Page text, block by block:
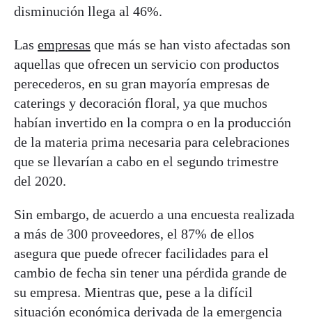
disminución llega al 46%.
Las empresas que más se han visto afectadas son
aquellas que ofrecen un servicio con productos
perecederos, en su gran mayoría empresas de
caterings y decoración floral, ya que muchos
habían invertido en la compra o en la producción
de la materia prima necesaria para celebraciones
que se llevarían a cabo en el segundo trimestre
del 2020.
Sin embargo, de acuerdo a una encuesta realizada
a más de 300 proveedores, el 87% de ellos
asegura que puede ofrecer facilidades para el
cambio de fecha sin tener una pérdida grande de
su empresa. Mientras que, pese a la difícil
situación económica derivada de la emergencia